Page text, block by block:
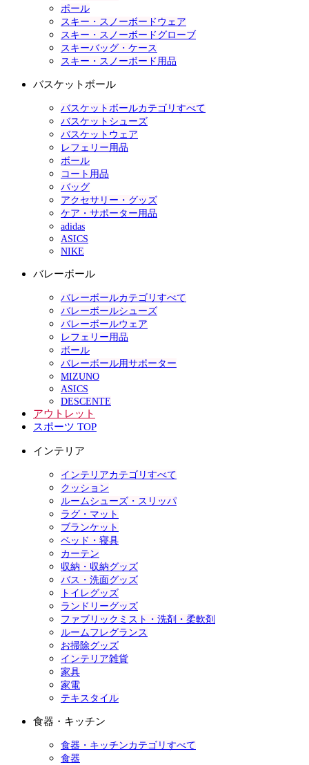
ポール
スキー・スノーボードウェア
スキー・スノーボードグローブ
スキーバッグ・ケース
スキー・スノーボード用品
バスケットボール
バスケットボールカテゴリすべて
バスケットシューズ
バスケットウェア
レフェリー用品
ボール
コート用品
バッグ
アクセサリー・グッズ
ケア・サポーター用品
adidas
ASICS
NIKE
バレーボール
バレーボールカテゴリすべて
バレーボールシューズ
バレーボールウェア
レフェリー用品
ボール
バレーボール用サポーター
MIZUNO
ASICS
DESCENTE
アウトレット
スポーツ TOP
インテリア
インテリアカテゴリすべて
クッション
ルームシューズ・スリッパ
ラグ・マット
ブランケット
ベッド・寝具
カーテン
収納・収納グッズ
バス・洗面グッズ
トイレグッズ
ランドリーグッズ
ファブリックミスト・洗剤・柔軟剤
ルームフレグランス
お掃除グッズ
インテリア雑貨
家具
家電
テキスタイル
食器・キッチン
食器・キッチンカテゴリすべて
食器